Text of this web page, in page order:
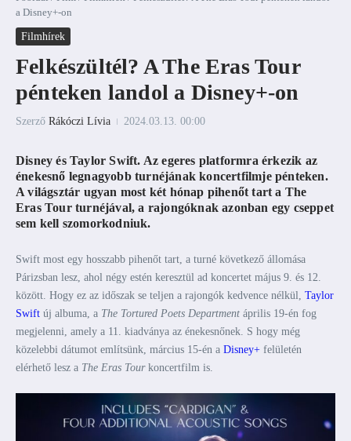
a Disney+-on
Filmhírek
Felkészültél? A The Eras Tour
pénteken landol a Disney+-on
Szerző Rákóczi Lívia 2024.03.13. 00:00
Disney és Taylor Swift. Az egeres platformra érkezik az
énekesnő legnagyobb turnéjának koncertfilmje pénteken.
A világsztár ugyan most két hónap pihenőt tart a The
Eras Tour turnéjával, a rajongóknak azonban egy cseppet
sem kell szomorkodniuk.
Swift most egy hosszabb pihenőt tart, a turné következő állomása
Párizsban lesz, ahol négy estén keresztül ad koncertet május 9. és 12.
között. Hogy ez az időszak se teljen a rajongók kedvence nélkül, Taylor
Swift új albuma, a The Tortured Poets Department április 19-én fog
megjelenni, amely a 11. kiadványa az énekesnőnek. S hogy még
közelebbi dátumot említsünk, március 15-én a Disney+ felületén
elérhető lesz a The Eras Tourkoncertfilm is.